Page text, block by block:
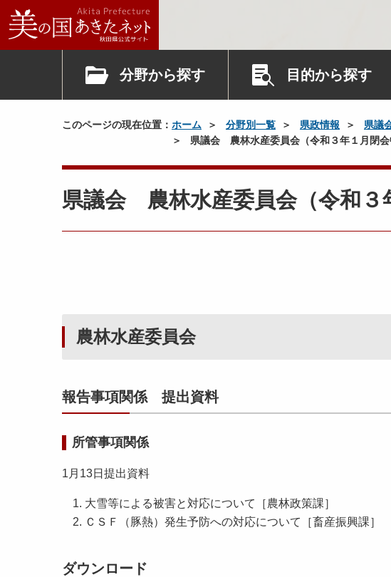
分野から探す 目的から探す
このページの現在位置： ホーム 分野別一覧 県政情報 県議
県議会 農林水産委員会（令和３年１月閉会
県議会 農林水産委員会（令和３
農林水産委員会
報告事項関係 提出資料
所管事項関係
1月13日提出資料
大雪等による被害と対応について［農林政策課］
ＣＳＦ（豚熱）発生予防への対応について［畜産振興課］
ダウンロード